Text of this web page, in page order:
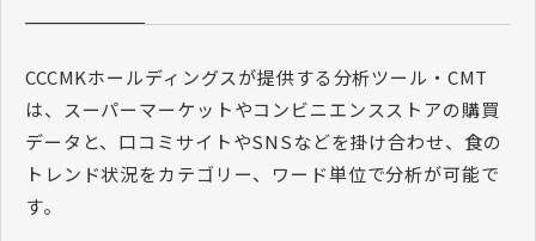
CCCMKホールディングスが提供する分析ツール・CMT
は、スーパーマーケットやコンビニエンスストアの購買
データと、口コミサイトやSNSなどを掛け合わせ、食の
トレンド状況をカテゴリー、ワード単位で分析が可能で
す。